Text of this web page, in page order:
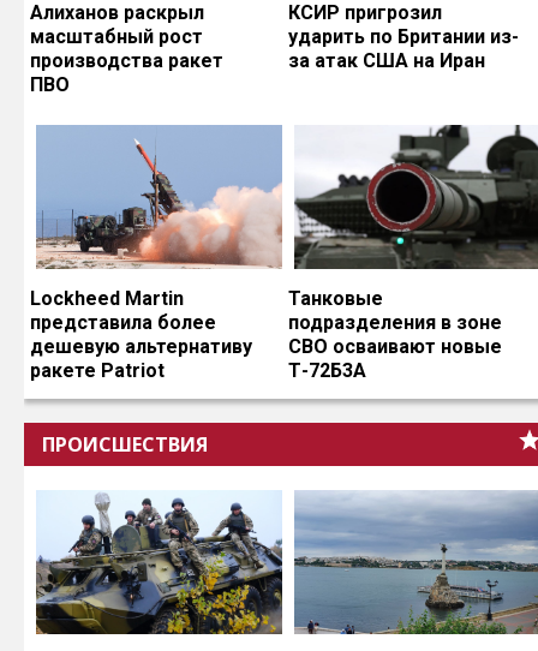
Алиханов раскрыл
масштабный рост
производства ракет
ПВО
КСИР пригрозил
ударить по Британии из-
за атак США на Иран
Lockheed Martin
представила более
дешевую альтернативу
ракете Patriot
Танковые
подразделения в зоне
СВО осваивают новые
Т-72Б3А
ПРОИСШЕСТВИЯ